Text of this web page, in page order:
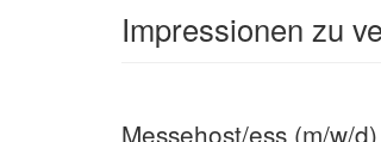
Impressionen zu
Messehost/ess (m/w/d)